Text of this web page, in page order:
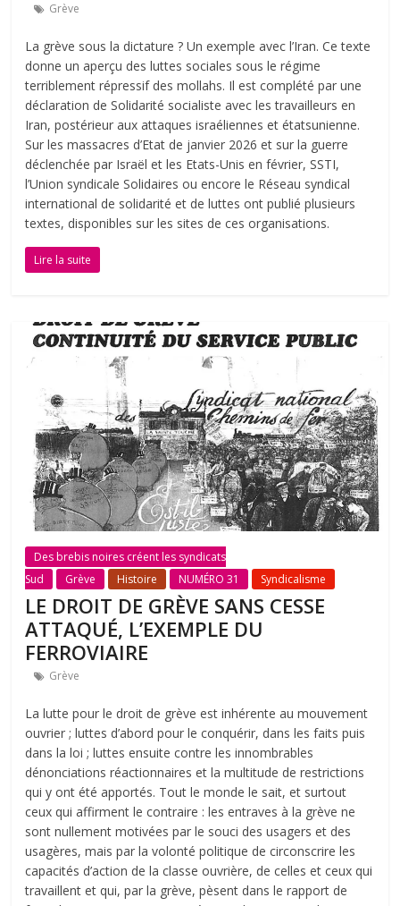
Grève
La grève sous la dictature ? Un exemple avec l’Iran. Ce texte
donne un aperçu des luttes sociales sous le régime
terriblement répressif des mollahs. Il est complété par une
déclaration de Solidarité socialiste avec les travailleurs en
Iran, postérieur aux attaques israéliennes et étatsunienne.
Sur les massacres d’Etat de janvier 2026 et sur la guerre
déclenchée par Israël et les Etats-Unis en février, SSTI,
l’Union syndicale Solidaires ou encore le Réseau syndical
international de solidarité et de luttes ont publié plusieurs
textes, disponibles sur les sites de ces organisations.
Lire la suite
Des brebis noires créent les syndicats
Sud
Grève Histoire NUMÉRO 31 Syndicalisme
LE DROIT DE GRÈVE SANS CESSE
ATTAQUÉ, L’EXEMPLE DU
FERROVIAIRE
Grève
La lutte pour le droit de grève est inhérente au mouvement
ouvrier ; luttes d’abord pour le conquérir, dans les faits puis
dans la loi ; luttes ensuite contre les innombrables
dénonciations réactionnaires et la multitude de restrictions
qui y ont été apportés. Tout le monde le sait, et surtout
ceux qui affirment le contraire : les entraves à la grève ne
sont nullement motivées par le souci des usagers et des
usagères, mais par la volonté politique de circonscrire les
capacités d’action de la classe ouvrière, de celles et ceux qui
travaillent et qui, par la grève, pèsent dans le rapport de